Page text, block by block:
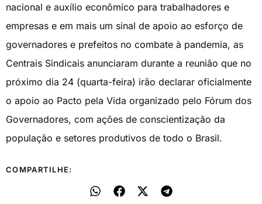
nacional e auxílio econômico para trabalhadores e
empresas e em mais um sinal de apoio ao esforço de
governadores e prefeitos no combate à pandemia, as
Centrais Sindicais anunciaram durante a reunião que no
próximo dia 24 (quarta-feira) irão declarar oficialmente
o apoio ao Pacto pela Vida organizado pelo Fórum dos
Governadores, com ações de conscientização da
população e setores produtivos de todo o Brasil.
COMPARTILHE: